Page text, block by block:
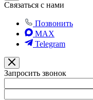
Связаться с нами
Позвонить
MAX
Telegram
Запросить звонок